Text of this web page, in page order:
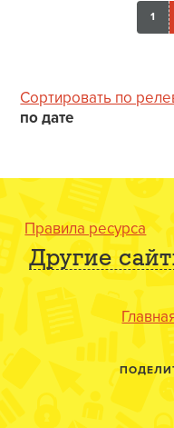
1
Сортировать по
по дате
Правила ресурса
Другие